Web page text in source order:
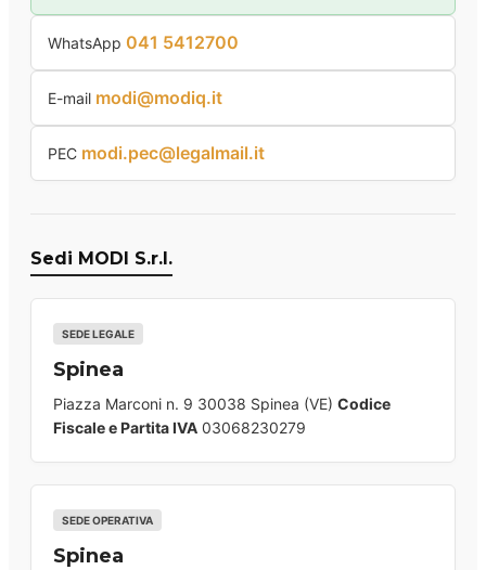
WhatsApp 041 5412700
E-mail modi@modiq.it
PEC modi.pec@legalmail.it
Sedi MODI S.r.l.
SEDE LEGALE
Spinea
Piazza Marconi n. 9 30038 Spinea (VE) Codice
Fiscale e Partita IVA 03068230279
SEDE OPERATIVA
Spinea